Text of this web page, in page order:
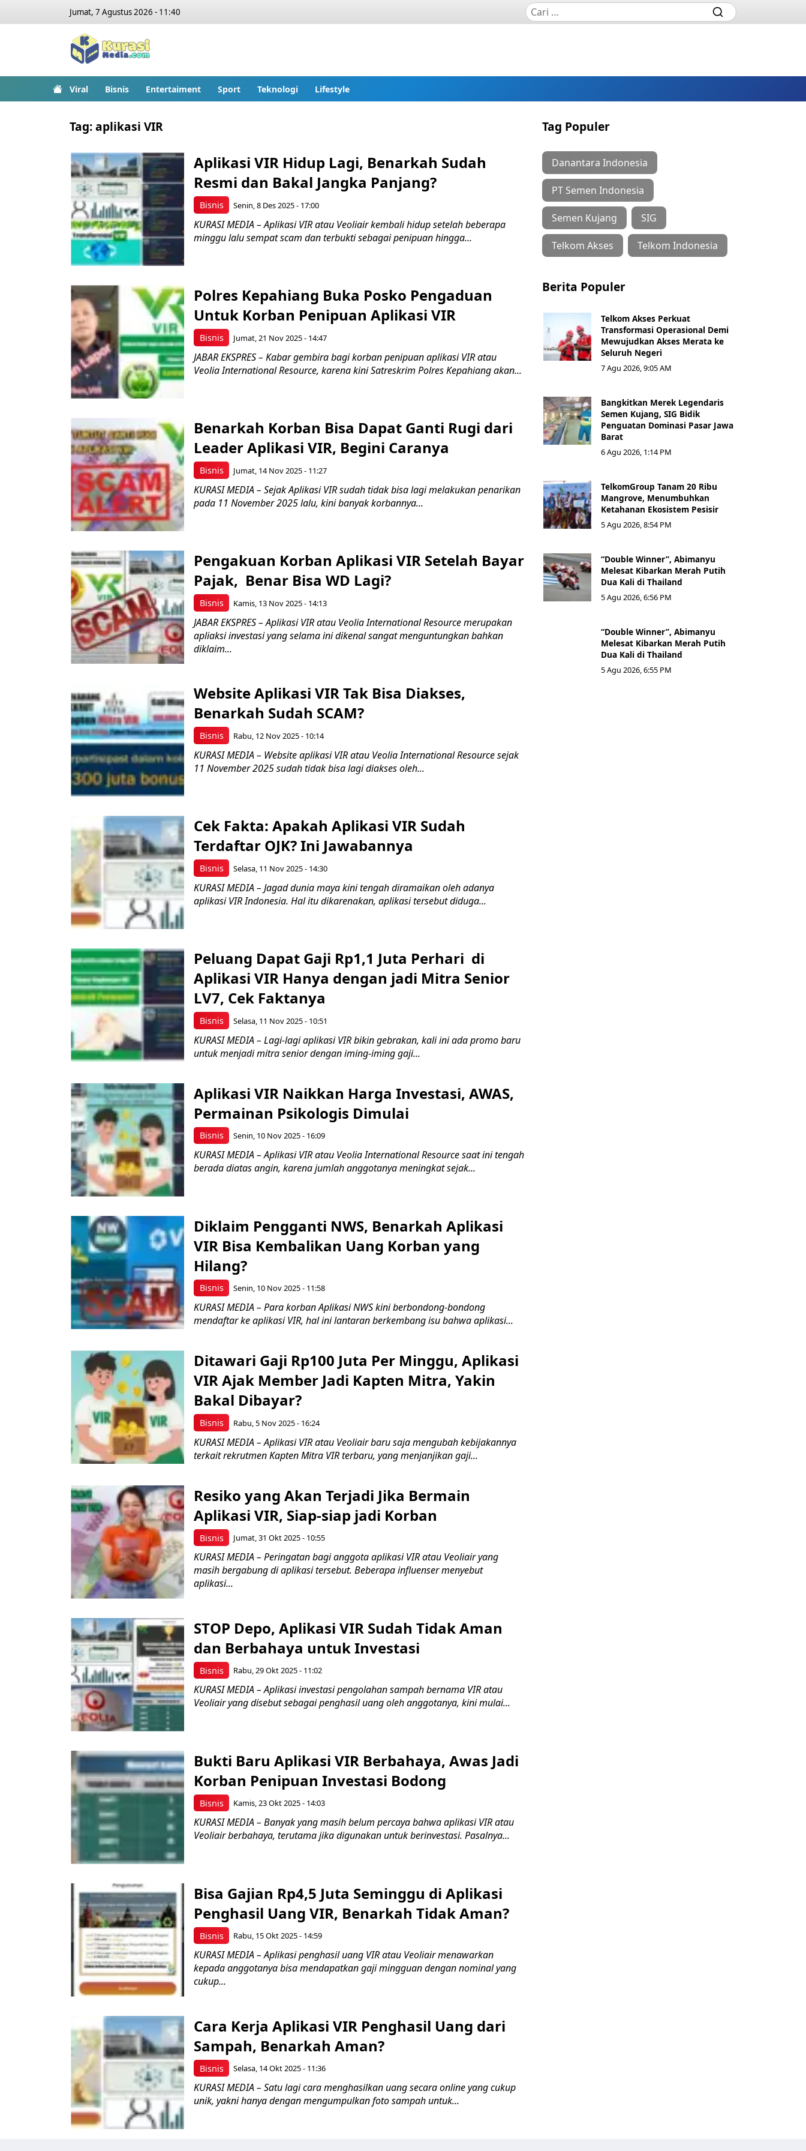
Jumat, 7 Agustus 2026 - 11:40
Viral Bisnis Entertaiment Sport Teknologi Lifestyle
Tag:aplikasi VIR
Bisnis
Aplikasi VIR Hidup Lagi, Benarkah Sudah
Resmi dan Bakal Jangka Panjang?
Senin, 8 Des 2025 - 17:00
KURASI MEDIA – Aplikasi VIR atau Veoliair kembali hidup setelah beberapa
minggu lalu sempat scam dan terbukti sebagai penipuan hingga...
Bisnis
Polres Kepahiang Buka Posko Pengaduan
Untuk Korban Penipuan Aplikasi VIR
Jumat, 21 Nov 2025 - 14:47
JABAR EKSPRES – Kabar gembira bagi korban penipuan aplikasi VIR atau
Veolia International Resource, karena kini Satreskrim Polres Kepahiang akan...
Bisnis
Benarkah Korban Bisa Dapat Ganti Rugi dari
Leader Aplikasi VIR, Begini Caranya
Jumat, 14 Nov 2025 - 11:27
KURASI MEDIA – Sejak Aplikasi VIR sudah tidak bisa lagi melakukan penarikan
pada 11 November 2025 lalu, kini banyak korbannya...
Bisnis
Pengakuan Korban Aplikasi VIR Setelah Bayar
Pajak, Benar Bisa WD Lagi?
Kamis, 13 Nov 2025 - 14:13
JABAR EKSPRES – Aplikasi VIR atau Veolia International Resource merupakan
apliaksi investasi yang selama ini dikenal sangat menguntungkan bahkan
diklaim...
Bisnis
Website Aplikasi VIR Tak Bisa Diakses,
Benarkah Sudah SCAM?
Rabu, 12 Nov 2025 - 10:14
KURASI MEDIA – Website aplikasi VIR atau Veolia International Resource sejak
11 November 2025 sudah tidak bisa lagi diakses oleh...
Bisnis
Cek Fakta: Apakah Aplikasi VIR Sudah
Terdaftar OJK? Ini Jawabannya
Selasa, 11 Nov 2025 - 14:30
KURASI MEDIA – Jagad dunia maya kini tengah diramaikan oleh adanya
aplikasi VIR Indonesia. Hal itu dikarenakan, aplikasi tersebut diduga...
Bisnis
Peluang Dapat Gaji Rp1,1 Juta Perhari di
Aplikasi VIR Hanya dengan jadi Mitra Senior
LV7, Cek Faktanya
Selasa, 11 Nov 2025 - 10:51
KURASI MEDIA – Lagi-lagi aplikasi VIR bikin gebrakan, kali ini ada promo baru
untuk menjadi mitra senior dengan iming-iming gaji...
Bisnis
Aplikasi VIR Naikkan Harga Investasi, AWAS,
Permainan Psikologis Dimulai
Senin, 10 Nov 2025 - 16:09
KURASI MEDIA – Aplikasi VIR atau Veolia International Resource saat ini tengah
berada diatas angin, karena jumlah anggotanya meningkat sejak...
Bisnis
Diklaim Pengganti NWS, Benarkah Aplikasi
VIR Bisa Kembalikan Uang Korban yang
Hilang?
Senin, 10 Nov 2025 - 11:58
KURASI MEDIA – Para korban Aplikasi NWS kini berbondong-bondong
mendaftar ke aplikasi VIR, hal ini lantaran berkembang isu bahwa aplikasi...
Bisnis
Ditawari Gaji Rp100 Juta Per Minggu, Aplikasi
VIR Ajak Member Jadi Kapten Mitra, Yakin
Bakal Dibayar?
Rabu, 5 Nov 2025 - 16:24
KURASI MEDIA – Aplikasi VIR atau Veoliair baru saja mengubah kebijakannya
terkait rekrutmen Kapten Mitra VIR terbaru, yang menjanjikan gaji...
Bisnis
Resiko yang Akan Terjadi Jika Bermain
Aplikasi VIR, Siap-siap jadi Korban
Jumat, 31 Okt 2025 - 10:55
KURASI MEDIA – Peringatan bagi anggota aplikasi VIR atau Veoliair yang
masih bergabung di aplikasi tersebut. Beberapa influenser menyebut
aplikasi...
Bisnis
STOP Depo, Aplikasi VIR Sudah Tidak Aman
dan Berbahaya untuk Investasi
Rabu, 29 Okt 2025 - 11:02
KURASI MEDIA – Aplikasi investasi pengolahan sampah bernama VIR atau
Veoliair yang disebut sebagai penghasil uang oleh anggotanya, kini mulai...
Bisnis
Bukti Baru Aplikasi VIR Berbahaya, Awas Jadi
Korban Penipuan Investasi Bodong
Kamis, 23 Okt 2025 - 14:03
KURASI MEDIA – Banyak yang masih belum percaya bahwa aplikasi VIR atau
Veoliair berbahaya, terutama jika digunakan untuk berinvestasi. Pasalnya...
Bisnis
Bisa Gajian Rp4,5 Juta Seminggu di Aplikasi
Penghasil Uang VIR, Benarkah Tidak Aman?
Rabu, 15 Okt 2025 - 14:59
KURASI MEDIA – Aplikasi penghasil uang VIR atau Veoliair menawarkan
kepada anggotanya bisa mendapatkan gaji mingguan dengan nominal yang
cukup...
Bisnis
Cara Kerja Aplikasi VIR Penghasil Uang dari
Sampah, Benarkah Aman?
Selasa, 14 Okt 2025 - 11:36
KURASI MEDIA – Satu lagi cara menghasilkan uang secara online yang cukup
unik, yakni hanya dengan mengumpulkan foto sampah untuk...
Tag Populer
Danantara Indonesia
PT Semen Indonesia
Semen Kujang SIG
Telkom Akses Telkom Indonesia
Berita Populer
Telkom Akses Perkuat
Transformasi Operasional Demi
Mewujudkan Akses Merata ke
Seluruh Negeri
7 Agu 2026, 9:05 AM
Bangkitkan Merek Legendaris
Semen Kujang, SIG Bidik
Penguatan Dominasi Pasar Jawa
Barat
6 Agu 2026, 1:14 PM
TelkomGroup Tanam 20 Ribu
Mangrove, Menumbuhkan
Ketahanan Ekosistem Pesisir
5 Agu 2026, 8:54 PM
“Double Winner”, Abimanyu
Melesat Kibarkan Merah Putih
Dua Kali di Thailand
5 Agu 2026, 6:56 PM
“Double Winner”, Abimanyu
Melesat Kibarkan Merah Putih
Dua Kali di Thailand
5 Agu 2026, 6:55 PM